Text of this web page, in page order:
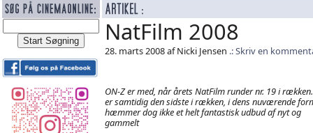
NatFilm 2008
28. marts 2008 af Nicki Jensen Skriv en
ON-Z er med, når årets NatFilm runder nr. 19 i
er samtidig den sidste i rækken, i dens nuværende
hæmmer dog ikke et helt fantastisk udbud af nyt og
gammelt